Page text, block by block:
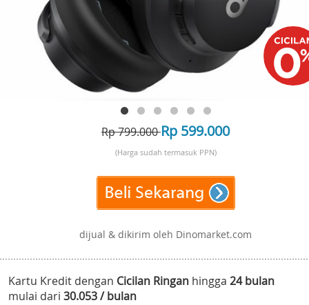
Rp 799.000Rp 599.000
(Harga sudah termasuk PPN)
dijual & dikirim oleh Dinomarket.com
Kartu Kredit dengan Cicilan Ringan hingga 24 bulan
mulai dari 30.053 / bulan